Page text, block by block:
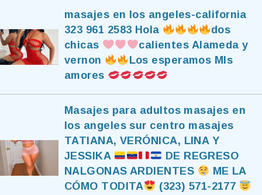
masajes en los angeles-california
323 961 2583 Hola
dos
chicas
calientes Alameda y
vernon
Los esperamos MIs
amores
Masajes para adultos masajes en
los angeles sur centro masajes
TATIANA, VERÓNICA, LINA Y
JESSIKA
DE REGRESO
NALGONAS ARDIENTES
ME LA
CÓMO TODITA
(323) 571-2177